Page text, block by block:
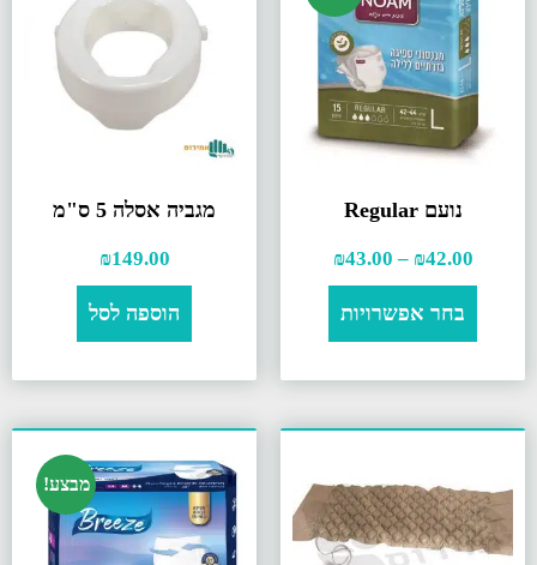
נועם Regular
₪42.00
–
₪43.00
בחר אפשרויות
מגביה אסלה 5 ס"מ
₪149.00
הוספה לסל
מבצע!